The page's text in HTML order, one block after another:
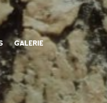
GALERIE